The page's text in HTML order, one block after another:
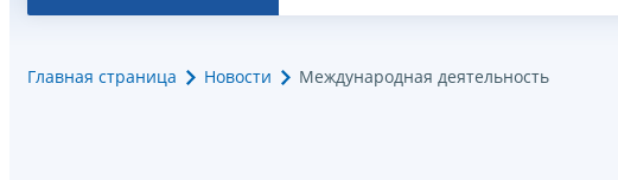
Главная страница Новости Международная деятельность